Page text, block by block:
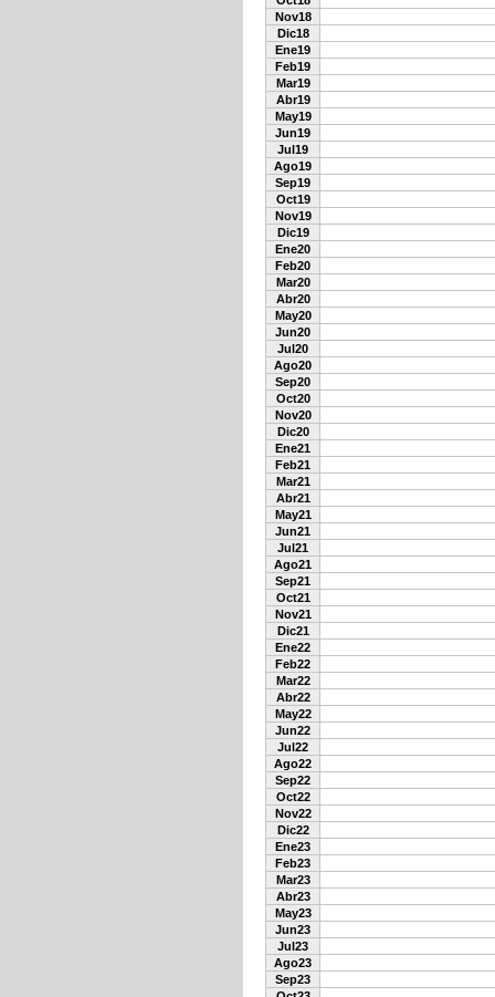
Nov18
Dic18
Ene19
Feb19
Mar19
Abr19
May19
Jun19
Jul19
Ago19
Sep19
Oct19
Nov19
Dic19
Ene20
Feb20
Mar20
Abr20
May20
Jun20
Jul20
Ago20
Sep20
Oct20
Nov20
Dic20
Ene21
Feb21
Mar21
Abr21
May21
Jun21
Jul21
Ago21
Sep21
Oct21
Nov21
Dic21
Ene22
Feb22
Mar22
Abr22
May22
Jun22
Jul22
Ago22
Sep22
Oct22
Nov22
Dic22
Ene23
Feb23
Mar23
Abr23
May23
Jun23
Jul23
Ago23
Sep23